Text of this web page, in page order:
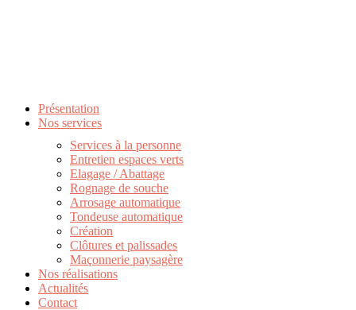
Présentation
Nos services
Services à la personne
Entretien espaces verts
Elagage / Abattage
Rognage de souche
Arrosage automatique
Tondeuse automatique
Création
Clôtures et palissades
Maçonnerie paysagère
Nos réalisations
Actualités
Contact